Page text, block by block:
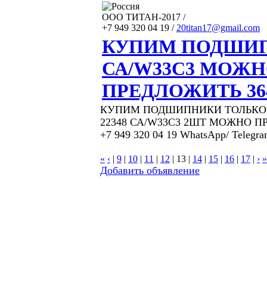
ООО ТИТАН-2017 /
+7 949 320 04 19 / 20titan17@gmail.com
КУПИМ
СА/W33C3
ПРЕДЛОЖИТЬ
КУПИМ ПОДШИПНИКИ ТОЛЬКО
22348 СА/W33C3 2ШТ МОЖНО
+7 949 320 04 19 WhatsApp/
« ‹ | 9 | 10 | 11 | 12 | 13 | 14 | 15 | 16 | 17 | › »
Добавить объявление